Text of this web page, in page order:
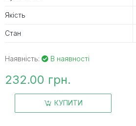
Якість
Стан
Наявність: В наявності
232.00 грн.
КУПИТИ